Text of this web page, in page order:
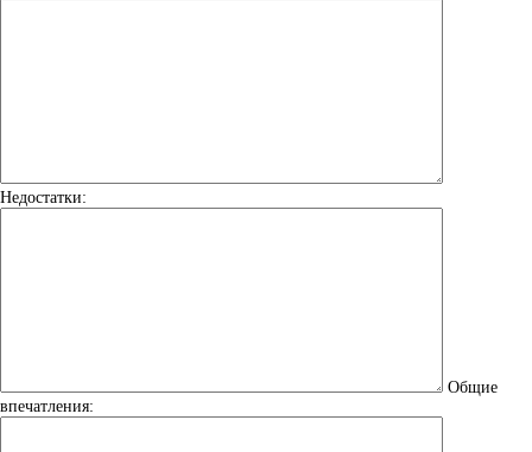
Недостатки:
Общие
впечатления: